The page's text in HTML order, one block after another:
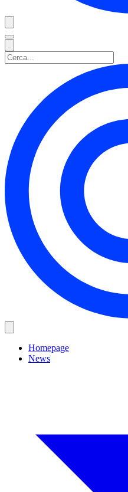
Homepage
News